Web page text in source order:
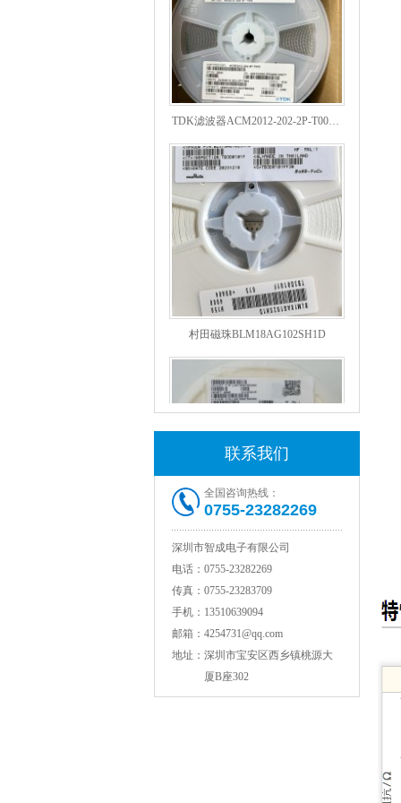
村田磁珠BLM18AG102SH1D
联系我们
全国咨询热线：
0755-23282269
深圳市智成电子有限公司
电话： 0755-23282269
传真： 0755-23283709
手机： 13510639094
邮箱： 4254731@qq.com
地址： 深圳市宝安区西乡镇桃源大
厦B座302